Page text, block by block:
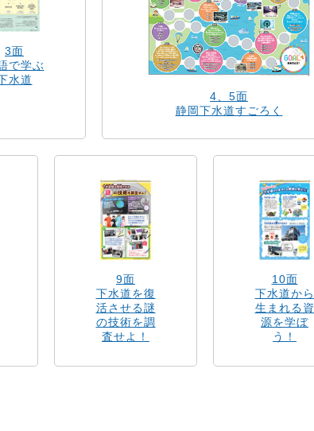
3面
で学ぶ
水道
4、5面
静岡下水道すごろく
9面
下水道を復
活させる謎
の技術を調
査せよ！
10面
下水道から
生まれる資
源を学ぼ
う！